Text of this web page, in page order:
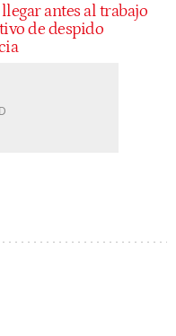
antes al trabajo
de despido